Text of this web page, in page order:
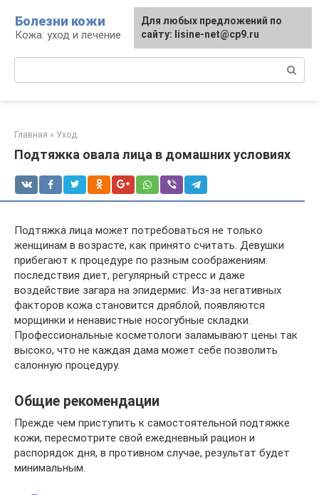
контенту
Болезни кожи
Кожа: уход и лечение
Главная » Уход
Подтяжка овала лица в домашних условиях
Подтяжка лица может потребоваться не только
женщинам в возрасте, как принято считать. Девушки
прибегают к процедуре по разным соображениям:
последствия диет, регулярный стресс и даже
воздействие загара на эпидермис. Из-за негативных
факторов кожа становится дряблой, появляются
морщинки и ненавистные носогубные складки.
Профессиональные косметологи заламывают цены так
высоко, что не каждая дама может себе позволить
салонную процедуру.
Общие рекомендации
Прежде чем приступить к самостоятельной подтяжке
кожи, пересмотрите свой ежедневный рацион и
распорядок дня, в противном случае, результат будет
минимальным.
Для любых предложений по
сайту: lisine-net@cp9.ru